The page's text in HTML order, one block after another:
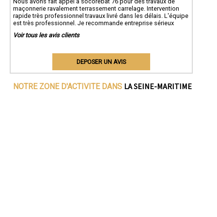
maçonnerie ravalement terrassement carrelage. Intervention
rapide très professionnel travaux livré dans les délais. L'équipe
est très professionnel. Je recommande entreprise sérieux
Voir tous les avis clients
DEPOSER UN AVIS
NOTRE ZONE D'ACTIVITE DANS LA SEINE-MARITIME